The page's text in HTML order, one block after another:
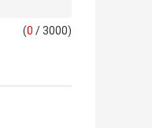
(0 / 3000)